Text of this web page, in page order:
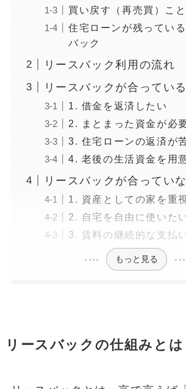
買い戻す（再売買）こ
住宅ローンが残ってい
バック
リースバック利用の流れ
リースバックが合ってい
1. 借金を返済したい
2. まとまった資金が必
3. 住宅ローンの返済が
4. 老後の生活資金を用
リースバックが合ってい
1. 資産としての家を重
2. 自宅を自由に使いた
3. 賃料の継続的な支払
もっと見る
リースバックの仕組みとは